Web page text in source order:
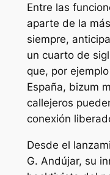
Entre las
aparte de la
siempre,
un cuarto de
que, por
España, bizum
callejeros
conexión
Desde el
G. Andújar, su